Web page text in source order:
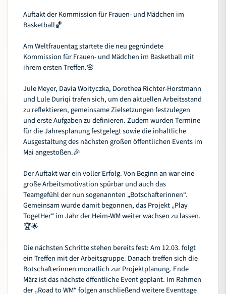
Auftakt der Kommission für Frauen- und Mädchen im
Basketball🏀
Am Weltfrauentag startete die neu gegründete
Kommission für Frauen- und Mädchen im Basketball mit
ihrem ersten Treffen.🌸
Jule Meyer, Davia Woityczka, Dorothea Richter-Horstmann
und Lule Duriqi trafen sich, um den aktuellen Arbeitsstand
zu reflektieren, gemeinsame Zielsetzungen festzulegen
und erste Aufgaben zu definieren. Zudem wurden Termine
für die Jahresplanung festgelegt sowie die inhaltliche
Ausgestaltung des nächsten großen öffentlichen Events im
Mai angestoßen.🎉
Der Auftakt war ein voller Erfolg. Von Beginn an war eine
große Arbeitsmotivation spürbar und auch das
Teamgefühl der nun sogenannten „Botschafterinnen“.
Gemeinsam wurde damit begonnen, das Projekt „Play
TogetHer“ im Jahr der Heim-WM weiter wachsen zu lassen.
🏆🌟
Die nächsten Schritte stehen bereits fest: Am 12.03. folgt
ein Treffen mit der Arbeitsgruppe. Danach treffen sich die
Botschafterinnen monatlich zur Projektplanung. Ende
März ist das nächste öffentliche Event geplant. Im Rahmen
der „Road to WM“ folgen anschließend weitere Eventtage